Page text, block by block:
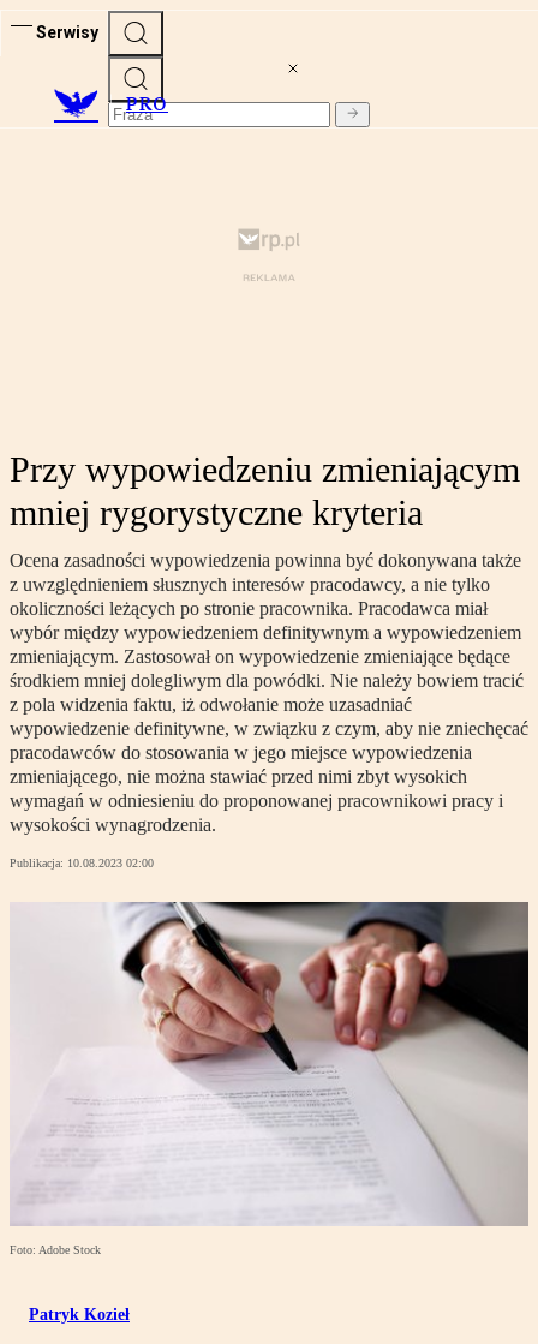
Serwisy
PRO
Przy wypowiedzeniu zmieniającym
mniej rygorystyczne kryteria
Ocena zasadności wypowiedzenia powinna być dokonywana także
z uwzględnieniem słusznych interesów pracodawcy, a nie tylko
okoliczności leżących po stronie pracownika. Pracodawca miał
wybór między wypowiedzeniem definitywnym a wypowiedzeniem
zmieniającym. Zastosował on wypowiedzenie zmieniające będące
środkiem mniej dolegliwym dla powódki. Nie należy bowiem tracić
z pola widzenia faktu, iż odwołanie może uzasadniać
wypowiedzenie definitywne, w związku z czym, aby nie zniechęcać
pracodawców do stosowania w jego miejsce wypowiedzenia
zmieniającego, nie można stawiać przed nimi zbyt wysokich
wymagań w odniesieniu do proponowanej pracownikowi pracy i
wysokości wynagrodzenia.
Publikacja: 10.08.2023 02:00
Foto: Adobe Stock
Patryk Kozieł